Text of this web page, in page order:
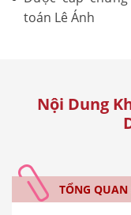
toán Lê Ánh
Nội Dung
TỔNG